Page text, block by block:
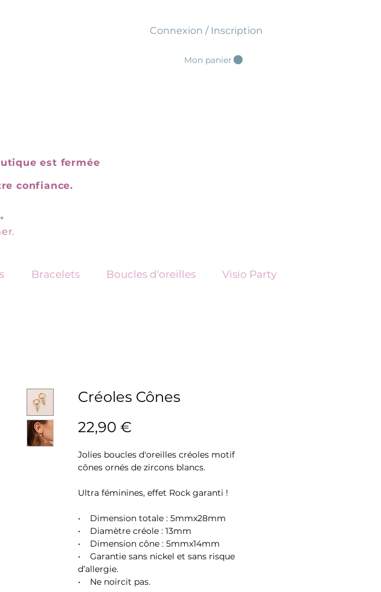
Connexion / Inscription
Mon panier
est fermée
confiance.
Bracelets Boucles d'oreilles Visio Party
Créoles Cônes
22,90 €
Jolies boucles d'oreilles créoles motif
cônes ornés de zircons blancs.
Ultra féminines, effet Rock garanti !
• Dimension totale : 5mmx28mm
• Diamètre créole : 13mm
• Dimension cône : 5mmx14mm
• Garantie sans nickel et sans risque
d’allergie.
• Ne noircit pas.